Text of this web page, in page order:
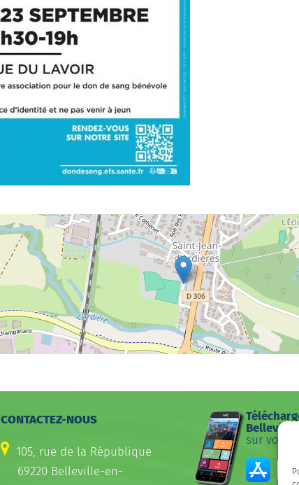
CONTACTEZ-NOUS
105, rue de la République
69220 Belleville-en-
Belleville
sur votre